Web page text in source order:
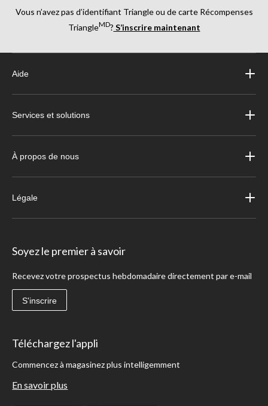
Vous n’avez pas d’identifiant Triangle ou de carte Récompenses
TriangleMD? S’inscrire maintenant
Aide
Services et solutions
À propos de nous
Légale
Soyez le premier à savoir
Recevez votre prospectus hebdomadaire directement par e-mail
S'inscrire
Téléchargez l'appli
Commencez à magasinez plus intelligemment
En savoir plus